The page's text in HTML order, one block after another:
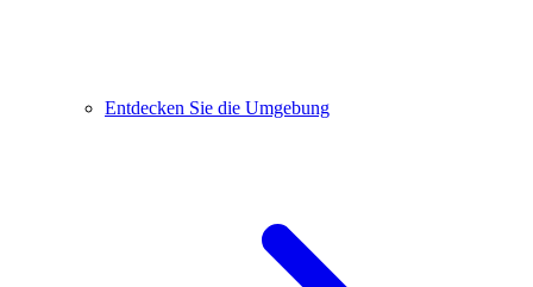
Entdecken Sie die Umgebung